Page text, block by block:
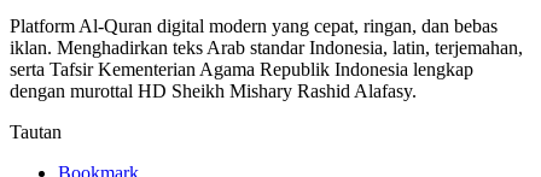
Platform Al-Quran digital modern yang cepat, ringan, dan bebas
iklan. Menghadirkan teks Arab standar Indonesia, latin, terjemahan,
serta Tafsir Kementerian Agama Republik Indonesia lengkap
dengan murottal HD Sheikh Mishary Rashid Alafasy.
Tautan
Bookmark